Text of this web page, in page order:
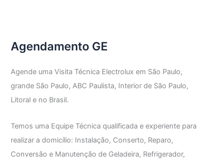
Agendamento GE
Agende uma Visita Técnica Electrolux em São Paulo,
grande São Paulo, ABC Paulista, Interior de São Paulo,
Litoral e no Brasil.
Temos uma Equipe Técnica qualificada e experiente para
realizar a domicílio: Instalação, Conserto, Reparo,
Conversão e Manutenção de Geladeira, Refrigerador,